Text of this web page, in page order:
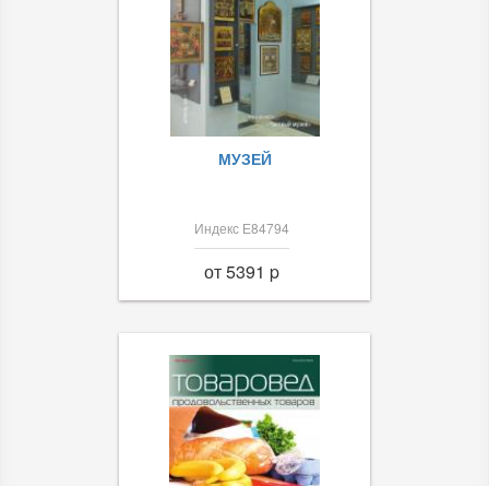
МУЗЕЙ
Индекс Е84794
от 5391 p